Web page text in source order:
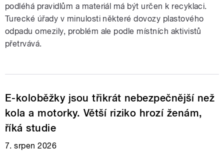
podléhá pravidlům a materiál má být určen k recyklaci.
Turecké úřady v minulosti některé dovozy plastového
odpadu omezily, problém ale podle místních aktivistů
přetrvává.
E-koloběžky jsou třikrát nebezpečnější než
kola a motorky. Větší riziko hrozí ženám,
říká studie
7. srpen 2026